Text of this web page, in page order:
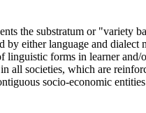
the substratum or "variety
either language and dialect
linguistic forms in learner
all societies, which are
socio-economic